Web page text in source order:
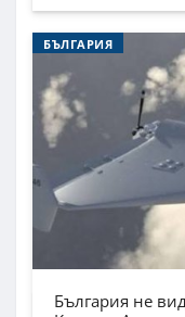
БЪЛГАРИЯ
България не